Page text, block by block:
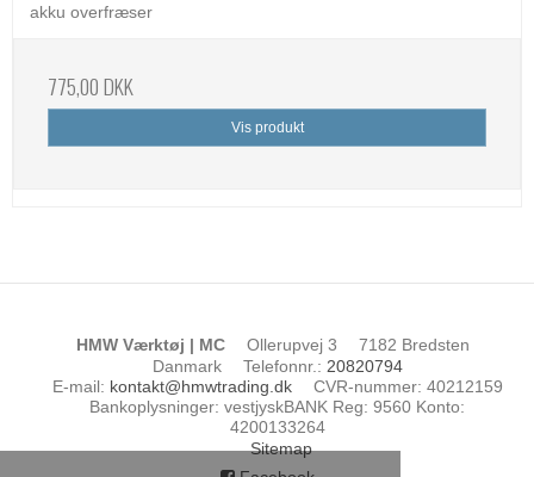
akku overfræser
775,00 DKK
Vis produkt
HMW Værktøj | MC Ollerupvej 3
7182 Bredsten
Danmark
Telefonnr. : 20820794
E-mail: kontakt@hmwtrading.dk CVR-nummer: 40212159
Bankoplysninger: vestjyskBANK Reg: 9560 Konto:
4200133264
Sitemap